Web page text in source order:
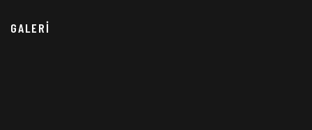
GALERİ